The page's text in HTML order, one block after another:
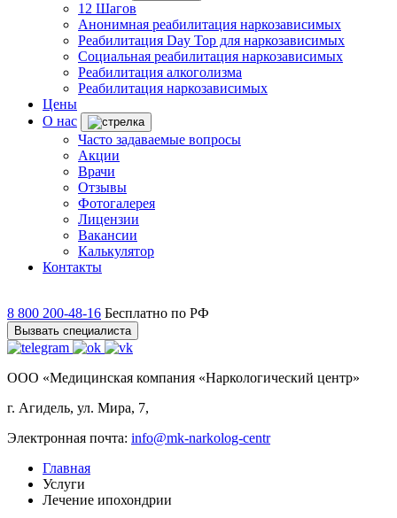
12 Шагов
Анонимная реабилитация наркозависимых
Реабилитация Day Top для наркозависимых
Социальная реабилитация наркозависимых
Реабилитация алкоголизма
Реабилитация наркозависимых
Цены
О нас
Часто задаваемые вопросы
Акции
Врачи
Отзывы
Фотогалерея
Лицензии
Вакансии
Калькулятор
Контакты
8 800 200-48-16 Бесплатно по РФ
Вызвать специалиста
ООО «Медицинская компания «Наркологический центр»
г. Агидель, ул. Мира, 7,
Электронная почта: info@mk-narkolog-centr
Главная
Услуги
Лечение ипохондрии